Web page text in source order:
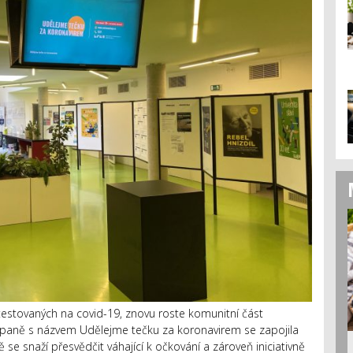
na covid-19, znovu roste komunitní část
s názvem Udělejme tečku za koronavirem se zapojila
se snaží přesvědčit váhající k očkování a zároveň iniciativně